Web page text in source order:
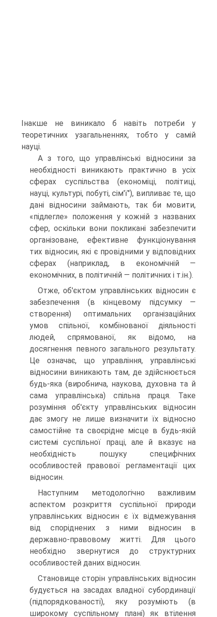
Інакше не виникало б навіть потреби у
теоретичних узагальненнях, тобто у самій
науці.
А з того, що управлінські відносини за
необхідності виникають практично в усіх
сферах суспільства (економіці, політиці,
науці, культурі, побуті, сім'ї"), випливає те, що
дані відносини займають, так би мовити,
«підлегле» положення у кожній з названих
сфер, оскільки вони покликані забезпечити
організоване, ефективне функціонування
тих відносин, які є провідними у відповідних
сферах (наприклад, в економічній —
економічних, в політичній — політичних і т.ін.).
Отже, об'єктом управлінських відносин є
забезпечення (в кінцевому підсумку —
створення) оптимальних організаційних
умов спільної, комбінованої діяльності
людей, спрямованої, як відомо, на
досягнення певного загального результату.
Це означає, що управління, управлінські
відносини виникають там, де здійснюється
будь-яка (виробнича, наукова, духовна та й
сама управлінська) спільна праця. Таке
розуміння об'єкту управлінських відносин
дає змогу не лише визначити їх відносно
самостійне та своєрідне місце в будь-якій
системі суспільної праці, але й вказує на
необхідність пошуку специфічних
особливостей правової регламентації цих
відносин.
Наступним методологічно важливим
аспектом розкриття суспільної природи
управлінських відносин є їх відмежування
від споріднених з ними відносин в
державно-правовому житті. Для цього
необхідно звернутися до структурних
особливостей даних відносин.
Становище сторін управлінських відносин
будується на засадах владної субординації
(підпорядкованості), яку розуміють (в
широкому суспільному плані) як втілення